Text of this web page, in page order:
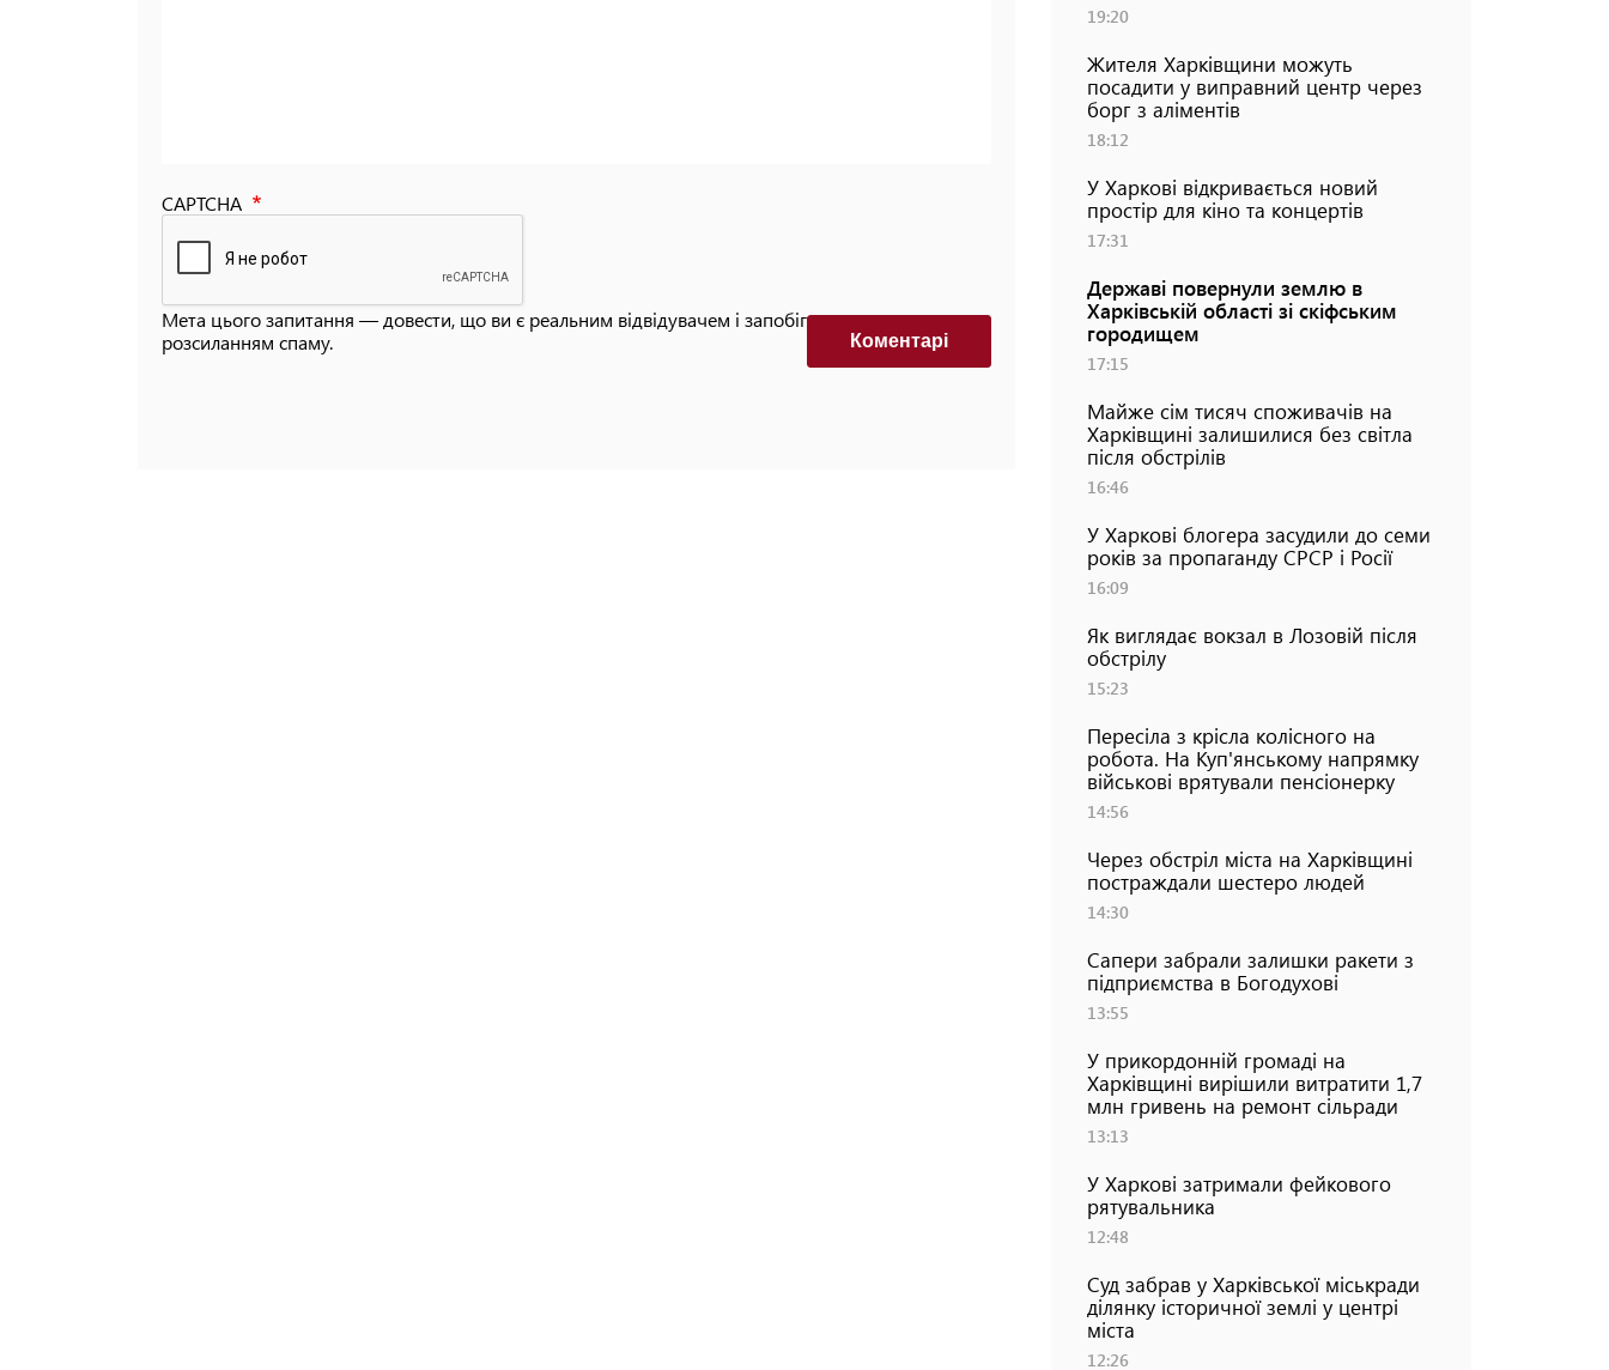
CAPTCHA
Мета цього запитання — довести, що ви є реальним відвідувачем і запобігти автоматизованим
розсиланням спаму.
Коментарi
19:20
Жителя Харківщини можуть
посадити у виправний центр через
борг з аліментів
18:12
У Харкові відкривається новий
простір для кіно та концертів
17:31
Державі повернули землю в
Харківській області зі скіфським
городищем
17:15
Майже сім тисяч споживачів на
Харківщині залишилися без світла
після обстрілів
16:46
У Харкові блогера засудили до семи
років за пропаганду СРСР і Росії
16:09
Як виглядає вокзал в Лозовій після
обстрілу
15:23
Пересіла з крісла колісного на
робота. На Куп'янському напрямку
військові врятували пенсіонерку
14:56
Через обстріл міста на Харківщині
постраждали шестеро людей
14:30
Сапери забрали залишки ракети з
підприємства в Богодухові
13:55
У прикордонній громаді на
Харківщині вирішили витратити 1,7
млн гривень на ремонт сільради
13:13
У Харкові затримали фейкового
рятувальника
12:48
Суд забрав у Харківської міськради
ділянку історичної землі у центрі
міста
12:26